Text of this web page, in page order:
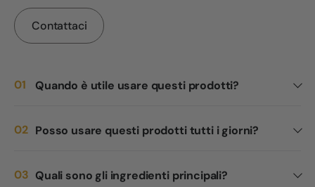
Contattaci
Quando è utile usare questi prodotti?
Posso usare questi prodotti tutti i giorni?
Quali sono gli ingredienti principali?